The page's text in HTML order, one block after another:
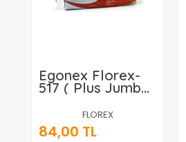
Egonex Florex-
517 ( Plus Jumbo
) ( 10pcs )
80x110cm.çöp
Torba*10=k
FLOREX
84,00 TL